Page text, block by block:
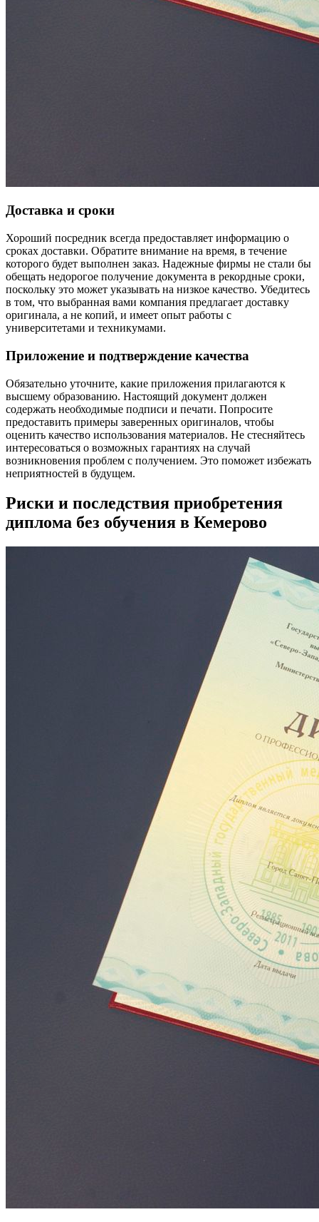
Доставка и сроки
Хороший посредник всегда предоставляет информацию о
сроках доставки. Обратите внимание на время, в течение
которого будет выполнен заказ. Надежные фирмы не стали бы
обещать недорогое получение документа в рекордные сроки,
поскольку это может указывать на низкое качество. Убедитесь
в том, что выбранная вами компания предлагает доставку
оригинала, а не копий, и имеет опыт работы с
университетами и техникумами.
Приложение и подтверждение качества
Обязательно уточните, какие приложения прилагаются к
высшему образованию. Настоящий документ должен
содержать необходимые подписи и печати. Попросите
предоставить примеры заверенных оригиналов, чтобы
оценить качество использования материалов. Не стесняйтесь
интересоваться о возможных гарантиях на случай
возникновения проблем с получением. Это поможет избежать
неприятностей в будущем.
Риски и последствия приобретения
диплома без обучения в Кемерово